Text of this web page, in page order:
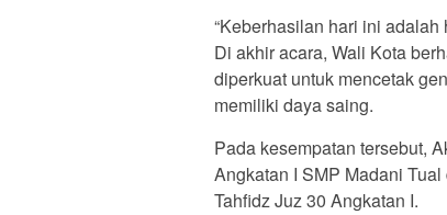
“Keberhasilan hari ini adalah
Di akhir acara, Wali Kota
diperkuat untuk mencetak
memiliki daya saing.
Pada kesempatan tersebut,
Angkatan I SMP Madani
Tahfidz Juz 30 Angkatan I.